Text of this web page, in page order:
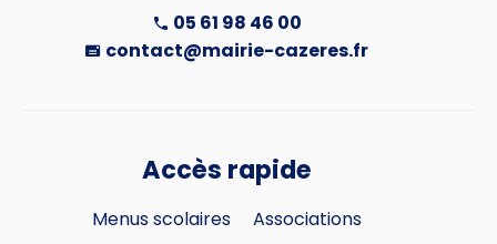
05 61 98 46 00
contact@mairie-cazeres.fr
Accès rapide
Menus scolaires
Associations